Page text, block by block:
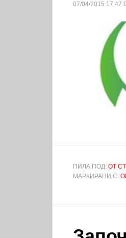
07/04/2015 17:47
ПИЛА ПОД: ОТ
МАРКИРАНИ С: